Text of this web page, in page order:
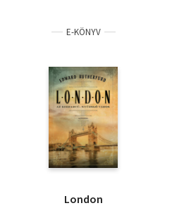
E-KÖNYV
London